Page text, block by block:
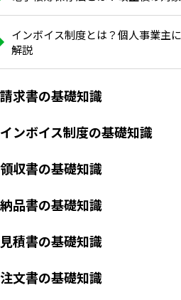
インボイス制度とは？個人事業主
解説
請求書の基礎知識
インボイス制度の基礎知識
領収書の基礎知識
納品書の基礎知識
見積書の基礎知識
注文書の基礎知識
いますぐ無料